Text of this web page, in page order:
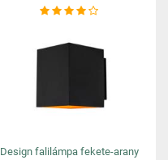
Design falilámpa fekete-arany